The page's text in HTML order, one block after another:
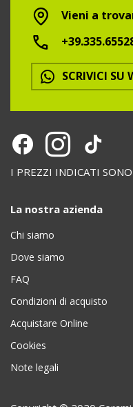
Vieni a
SCRIVICI SU
I PREZZI INDICATI
La nostra azienda
Chi siamo
Dove siamo
FAQ
Condizioni di acquisto
Acquistare Online
Cookies
Note legali